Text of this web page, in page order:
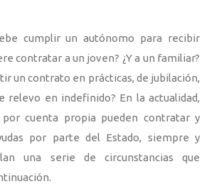
cumplir un autónomo para recibir
contratar a un joven? ¿Y a un familiar?
un contrato en prácticas, de jubilación,
relevo en indefinido? En la actualidad,
cuenta propia pueden contratar y
por parte del Estado, siempre y
una serie de circunstancias que